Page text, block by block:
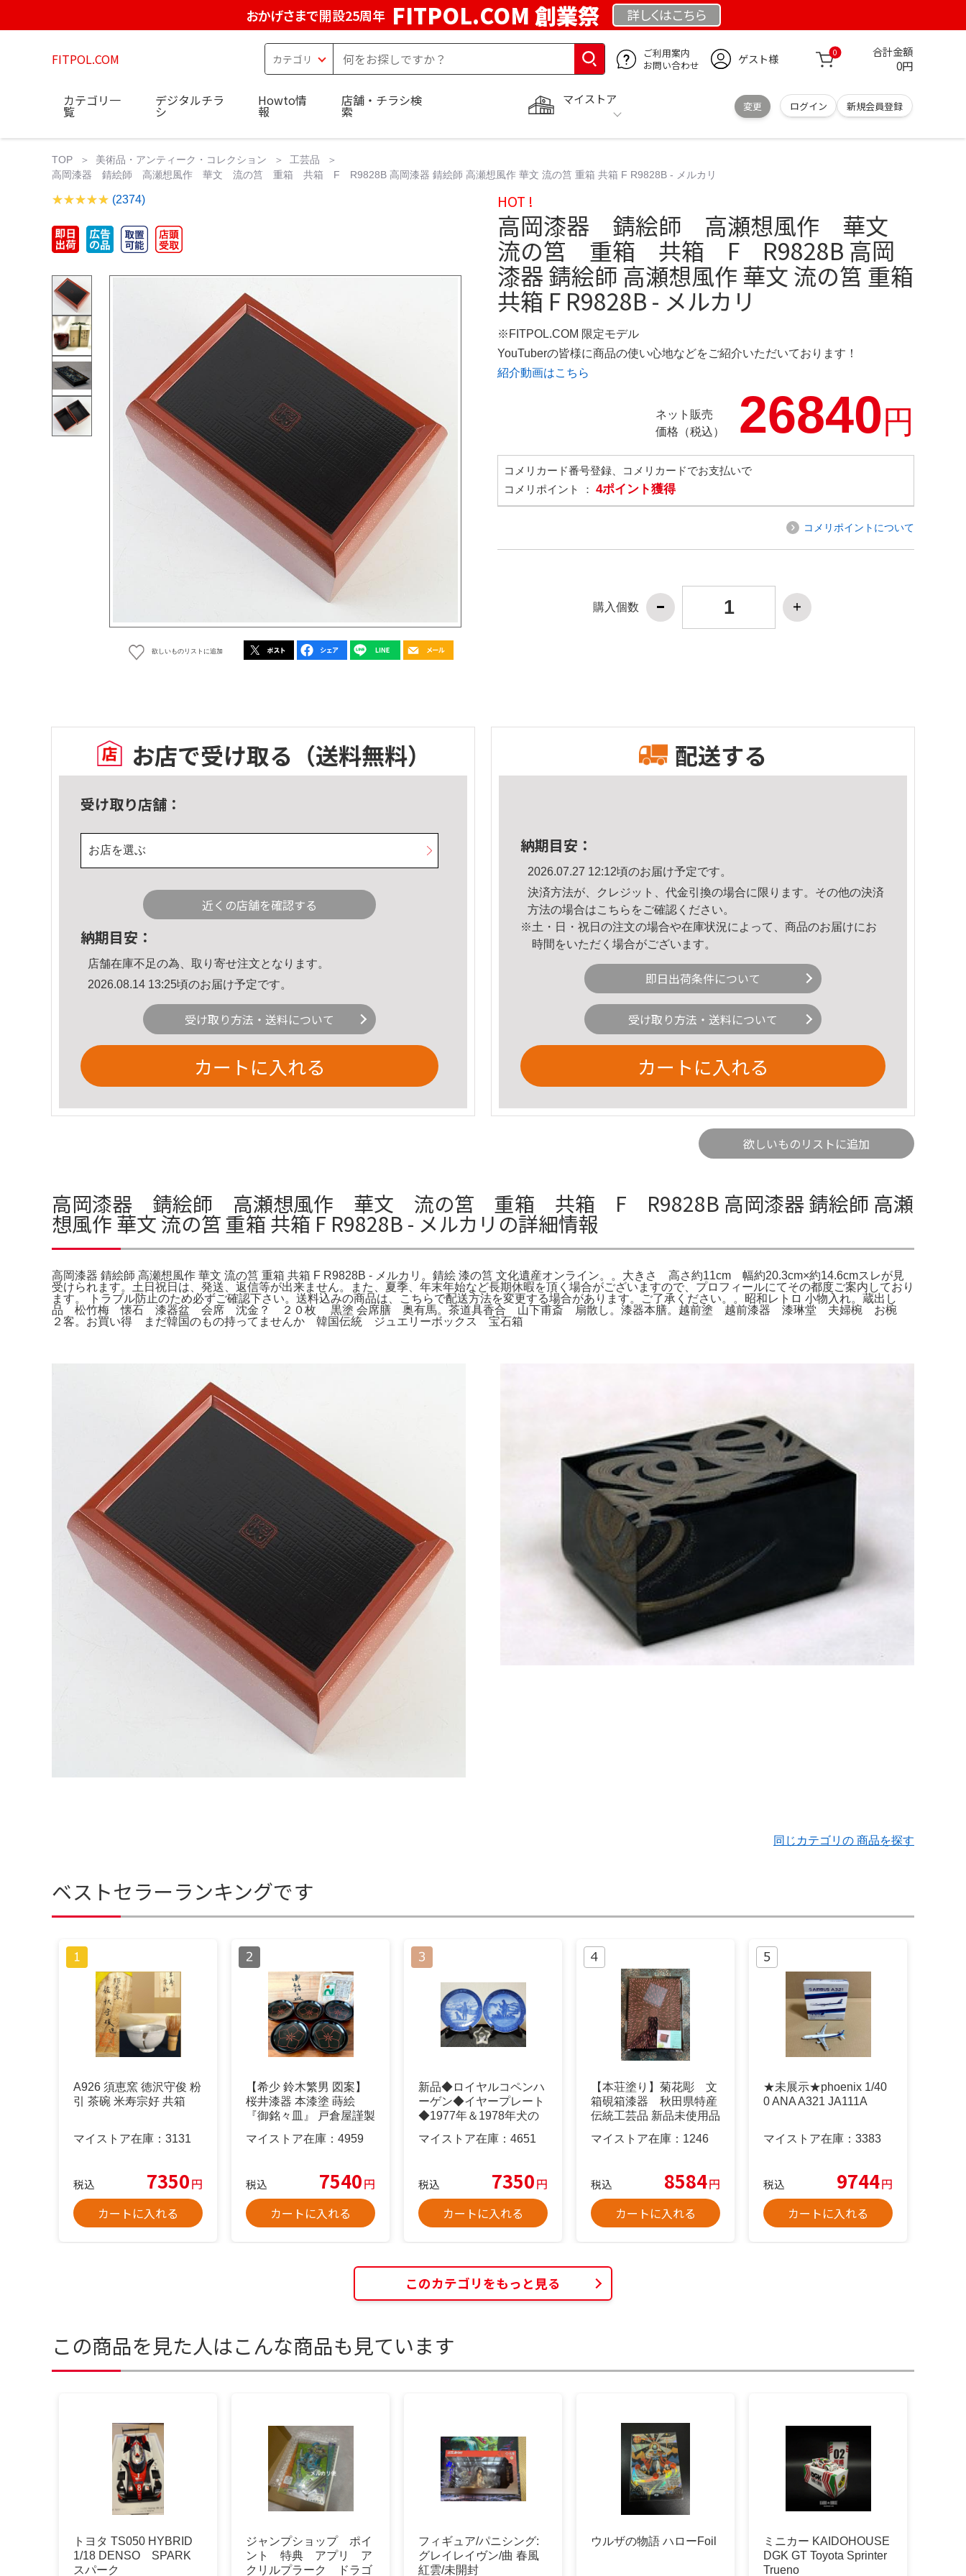
おかげさまで開設25周年 FITPOL.COM 創業祭 詳しくはこちら
FITPOL.COM
ご利用案内
お問い合わせ
ゲスト様 0 合計金額
0円
マイストア
変更 ログイン 新規会員登録
カテゴリ一
覧
デジタルチラ
シ
Howto情
報
店舗・チラシ検
索
TOP 美術品・アンティーク・コレクション
工芸品
高岡漆器 錆絵師 高瀬想風作 華文 流の筥 重箱 共箱 F R9828B 高岡漆器 錆絵師 高瀬想風作 華文 流の筥 重箱 共箱 F R9828B - メルカリ
(2374)
欲しいものリストに追加
HOT !
高岡漆器 錆絵師 高瀬想風作 華文
流の筥 重箱 共箱 F R9828B 高岡
漆器 錆絵師 高瀬想風作 華文 流の筥 重箱
共箱 F R9828B - メルカリ
※FITPOL.COM 限定モデル
YouTuberの皆様に商品の使い心地などをご紹介いただいております！
紹介動画はこちら
ネット販売
価格（税込）
26840円
コメリカード番号登録、コメリカードでお支払いで
コメリポイント ： 4ポイント獲得
コメリポイントについて
購入個数
お店で受け取る （送料無料）
受け取り店舗：
お店を選ぶ
近くの店舗を確認する
納期目安：
店舗在庫不足の為、取り寄せ注文となります。
2026.08.14 13:25頃のお届け予定です。
受け取り方法・送料について
カートに入れる
配送する
納期目安：
2026.07.27 12:12頃のお届け予定です。
決済方法が、クレジット、代金引換の場合に限ります。その他の決済
方法の場合はこちら をご確認ください。
※土・日・祝日の注文の場合や在庫状況によって、商品のお届けにお
時間をいただく場合がございます。
即日出荷条件について
受け取り方法・送料について
カートに入れる
欲しいものリストに追加
高岡漆器 錆絵師 高瀬想風作 華文 流の筥 重箱 共箱 F R9828B 高岡漆器 錆絵師 高瀬
想風作 華文 流の筥 重箱 共箱 F R9828B - メルカリの詳細情報
高岡漆器 錆絵師 高瀬想風作 華文 流の筥 重箱 共箱 F R9828B - メルカリ。錆絵 漆の筥 文化遺産オンライン。。大きさ 高さ約11cm 幅約20.3cm×約14.6cmスレが見
受けられます。土日祝日は、発送、返信等が出来ません。また、夏季、年末年始など長期休暇を頂く場合がございますので、プロフィールにてその都度ご案内しており
ます。 トラブル防止のため必ずご確認下さい。送料込みの商品は、こちらで配送方法を変更する場合があります。ご了承ください。。昭和レトロ 小物入れ。蔵出し
品 松竹梅 懐石 漆器盆 会席 沈金？ ２０枚 黒塗 会席膳 奥有馬。茶道具香合 山下甫斎 扇散し。漆器本膳。越前塗 越前漆器 漆琳堂 夫婦椀 お椀
２客。お買い得 まだ韓国のもの持ってませんか 韓国伝統 ジュエリーボックス 宝石箱
同じカテゴリの 商品を探す
ベストセラーランキングです
A926 須恵窯 徳沢守俊 粉
引 茶碗 米寿宗好 共箱
マイストア在庫： 3131
税込 7350円
カートに入れる
【希少 鈴木繁男 図案】
桜井漆器 本漆塗 蒔絵
『御銘々皿』 戸倉屋謹製
マイストア在庫： 4959
税込 7540円
カートに入れる
新品◆ロイヤルコペンハ
ーゲン◆イヤープレート
◆1977年＆1978年犬の
マイストア在庫： 4651
税込 7350円
カートに入れる
【本荘塗り】菊花彫 文
箱硯箱漆器 秋田県特産
伝統工芸品 新品未使用品
マイストア在庫： 1246
税込 8584円
カートに入れる
★未展示★phoenix 1/40
0 ANA A321 JA111A
マイストア在庫： 3383
税込 9744円
カートに入れる
このカテゴリをもっと見る
この商品を見た人はこんな商品も見ています
トヨタ TS050 HYBRID
1/18 DENSO SPARK
スパーク
ジャンプショップ ポイ
ント 特典 アプリ ア
クリルプラーク ドラゴ
フィギュア/パニシング:
グレイレイヴン/曲 春風
紅雲/未開封
ウルザの物語 ハローFoil
ミニカー KAIDOHOUSE
DGK GT Toyota Sprinter
Trueno